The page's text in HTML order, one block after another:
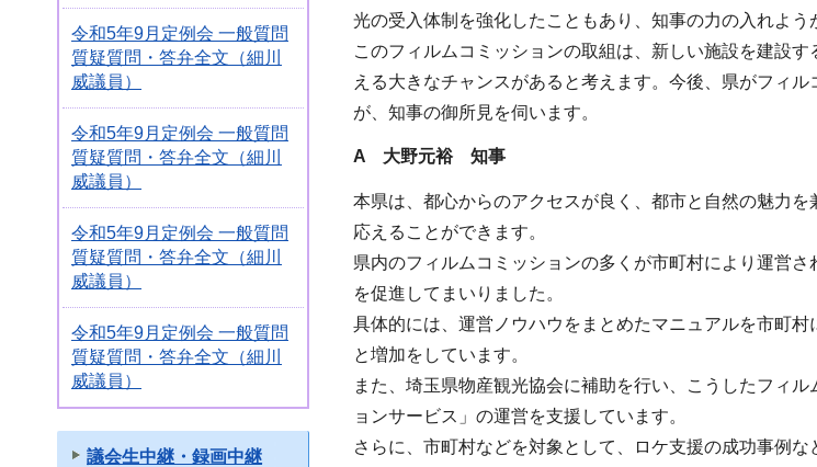
令和5年9月定例会 一般質問
質疑質問・答弁全文（細川
威議員）
令和5年9月定例会 一般質問
質疑質問・答弁全文（細川
威議員）
令和5年9月定例会 一般質問
質疑質問・答弁全文（細川
威議員）
令和5年9月定例会 一般質問
質疑質問・答弁全文（細川
威議員）
議会生中継・録画中継
光の受入体制を強化したこともあり、知事の力の入れよう
このフィルムコミッションの取組は、新しい施設を建設
える大きなチャンスがあると考えます。今後、県がフィ
が、知事の御所見を伺います。
A 大野元裕 知事
本県は、都心からのアクセスが良く、都市と自然の魅力
応えることができます。
県内のフィルムコミッションの多くが市町村により運営
を促進してまいりました。
具体的には、運営ノウハウをまとめたマニュアルを市町
と増加をしています。
また、埼玉県物産観光協会に補助を行い、こうしたフィ
ョンサービス」の運営を支援しています。
さらに、市町村などを対象として、ロケ支援の成功事例